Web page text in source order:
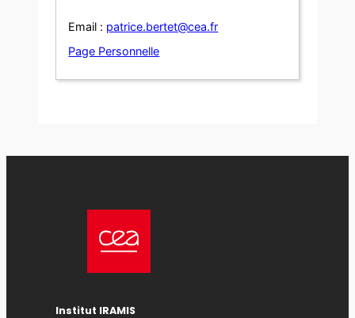
Email : patrice.bertet@cea.fr
Page Personnelle
Institut IRAMIS